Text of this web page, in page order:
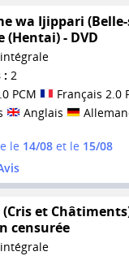
wa Ijippari
(Hentai) - DVD
: 2
PCM
Français 2.0
Anglais
le 14/08et le 15/08
et
censurée